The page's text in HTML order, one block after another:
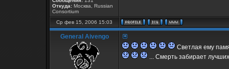
Откуда: Москва, Russian
Consortium
Ср фев 15, 2006 15:03
General Aivengo
Светлая ему
... Смерть забирает